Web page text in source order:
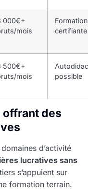
000€+
mois
Formation
certifiante
500€+
mois
possible
des
d’activité
lucratives sans
s’appuient sur
formation terrain.